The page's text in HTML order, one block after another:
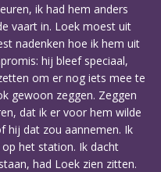
ik had hem anders
vaart in. Loek moest uit
nadenken hoe ik hem uit
hij bleef speciaal,
om er nog iets mee te
gewoon zeggen. Zeggen
dat ik er voor hem wilde
hij dat zou aannemen. Ik
op het station. Ik dacht
had Loek zien zitten.